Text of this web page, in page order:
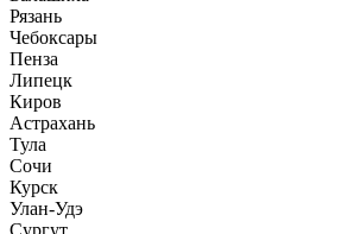
Рязань
Чебоксары
Пенза
Липецк
Киров
Астрахань
Тула
Сочи
Курск
Улан-Удэ
Сургут